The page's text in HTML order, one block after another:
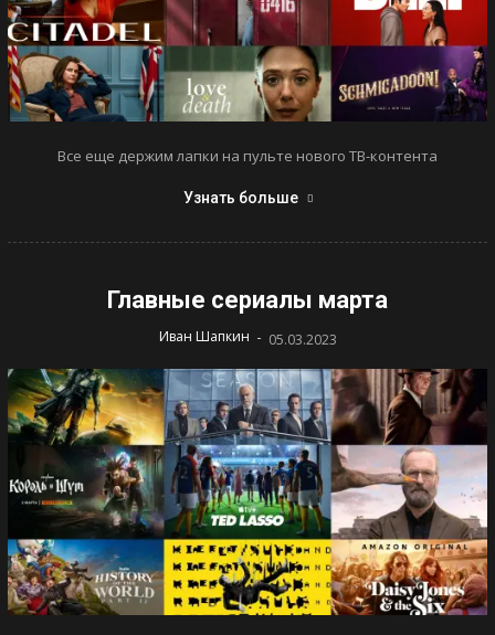
Все еще держим лапки на пульте нового ТВ-контента
Узнать больше
Главные сериалы марта
Иван Шапкин - 05.03.2023